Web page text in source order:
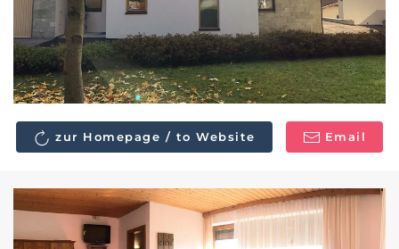
zur Homepage / to Website Email